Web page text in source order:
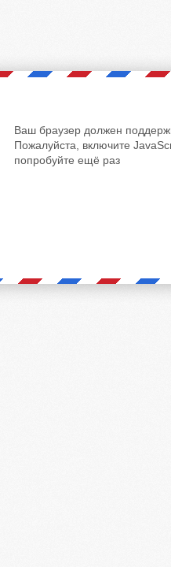
Ваш браузер должен
Пожалуйста, включите
попробуйте ещё раз